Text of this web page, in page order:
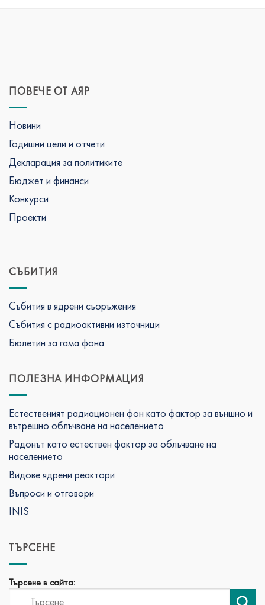
ПОВЕЧЕ ОТ АЯР
Новини
Годишни цели и отчети
Декларация за политиките
Бюджет и финанси
Конкурси
Проекти
СЪБИТИЯ
Събития в ядрени съоръжения
Събития с радиоактивни източници
Бюлетин за гама фона
ПОЛЕЗНА ИНФОРМАЦИЯ
Естественият радиационен фон като фактор за външно и
вътрешно облъчване на населението
Радонът като естествен фактор за облъчване на
населението
Видове ядрени реактори
Въпроси и отговори
INIS
ТЪРСЕНЕ
Търсене в сайта: